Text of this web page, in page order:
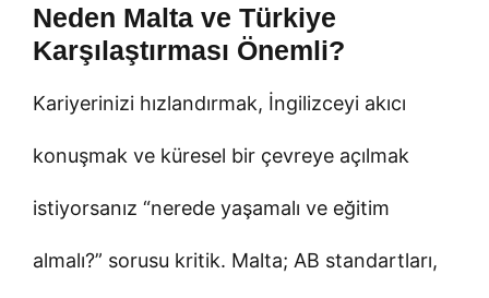
Neden Malta ve Türkiye
Karşılaştırması Önemli?
Kariyerinizi hızlandırmak, İngilizceyi akıcı
konuşmak ve küresel bir çevreye açılmak
istiyorsanız “nerede yaşamalı ve eğitim
almalı?” sorusu kritik. Malta; AB standartları,